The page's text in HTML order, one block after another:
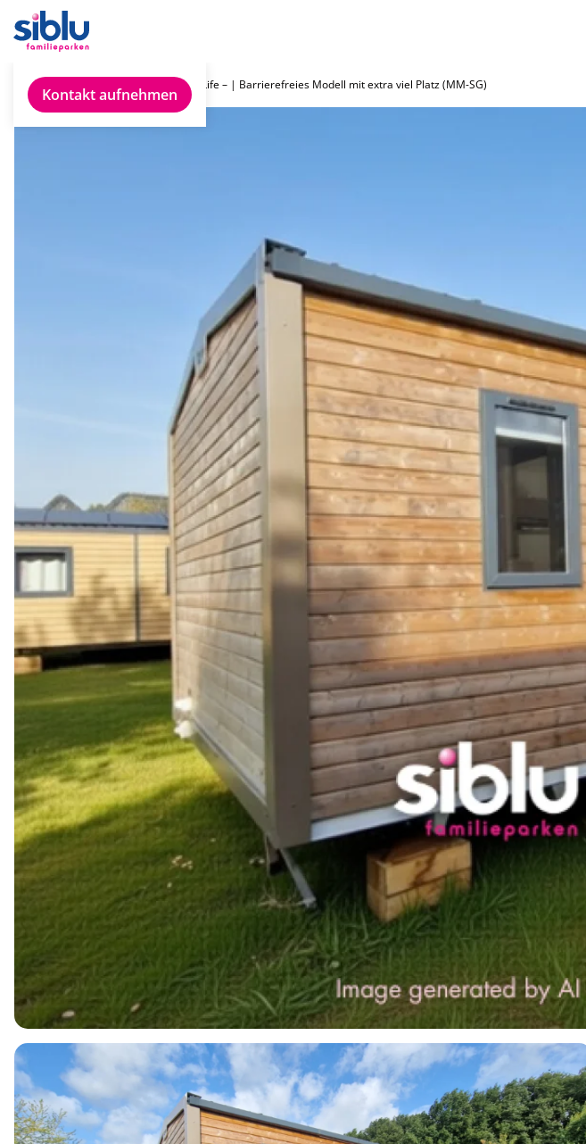
Kontakt aufnehmen
IRM Life – | Barrierefreies Modell mit extra viel Platz (MM-SG)
4 2 36m2